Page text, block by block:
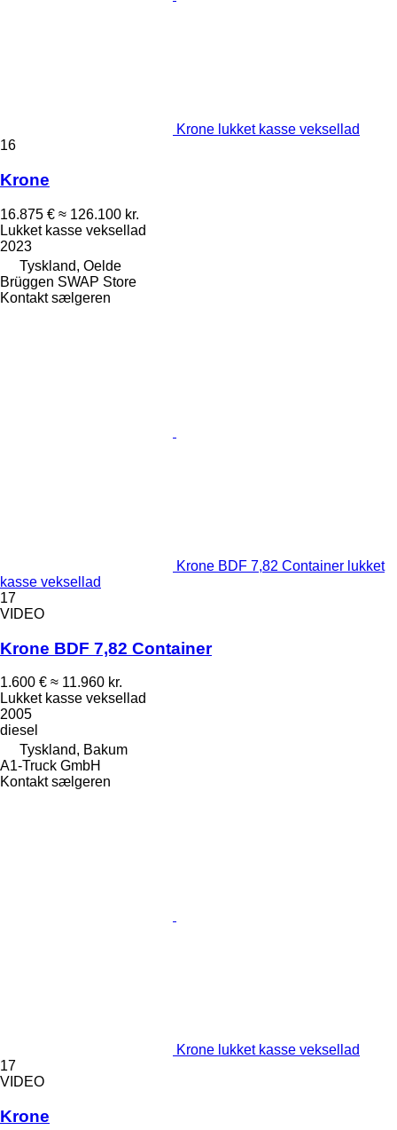
Krone lukket kasse veksellad
16
Krone
16.875 € ≈ 126.100 kr.
Lukket kasse veksellad
2023
Tyskland, Oelde
Brüggen SWAP Store
Kontakt sælgeren
Krone BDF 7,82 Container lukket
kasse veksellad
17
VIDEO
Krone BDF 7,82 Container
1.600 € ≈ 11.960 kr.
Lukket kasse veksellad
2005
diesel
Tyskland, Bakum
A1-Truck GmbH
Kontakt sælgeren
Krone lukket kasse veksellad
17
VIDEO
Krone